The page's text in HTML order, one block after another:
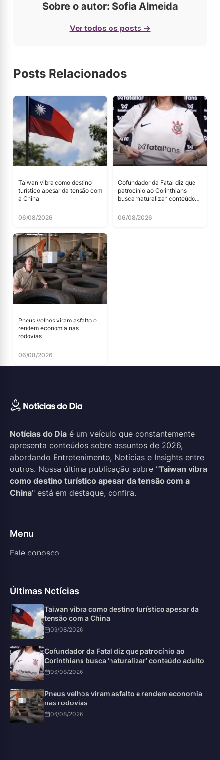
Sobre o autor: Sofia Almeida
Ver todos os posts →
Posts Relacionados
Taiwan vibra como destino
turístico apesar da tensão com
a China
06/08/2026
Cofundador da Fatal diz que
patrocínio ao Corinthians
busca ‘naturalizar’ conteúdo
06/08/2026
Pneus velhos viram asfalto e
rendem economia nas
rodovias
06/08/2026
Notícias do Dia é um veículo que constantemente
apresenta conteúdos sobre assuntos de 2026,
abordando Entretenimento, Notícias e Insights entre
outros. Nossa última publicação sobre "Taiwan vibra
como destino turístico apesar da tensão com a
China" está em destaque, confira.
Menu
Fale conosco
Últimas Notícias
Taiwan vibra como destino turístico apesar da
tensão com a China
06/08/2026
Cofundador da Fatal diz que patrocínio ao
Corinthians busca ‘naturalizar’ conteúdo adulto
06/08/2026
Pneus velhos viram asfalto e rendem economia
nas rodovias
06/08/2026